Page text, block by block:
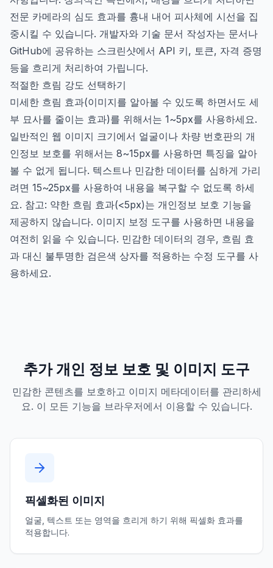
전문 카메라의 심도 효과를 흉내 내어 피사체에 시선을 집
중시킬 수 있습니다. 개발자와 기술 문서 작성자는 문서나
GitHub에 공유하는 스크린샷에서 API 키, 토큰, 자격 증명
등을 흐리게 처리하여 가립니다.
적절한 흐림 강도 선택하기
미세한 흐림 효과(이미지를 알아볼 수 있도록 하면서도 세
부 묘사를 줄이는 효과)를 위해서는 1~5px를 사용하세요.
일반적인 웹 이미지 크기에서 얼굴이나 차량 번호판의 개
인정보 보호를 위해서는 8~15px를 사용하면 특징을 알아
볼 수 없게 됩니다. 텍스트나 민감한 데이터를 심하게 가리
려면 15~25px를 사용하여 내용을 복구할 수 없도록 하세
요. 참고: 약한 흐림 효과(<5px)는 개인정보 보호 기능을
제공하지 않습니다. 이미지 보정 도구를 사용하면 내용을
여전히 읽을 수 있습니다. 민감한 데이터의 경우, 흐림 효
과 대신 불투명한 검은색 상자를 적용하는 수정 도구를 사
용하세요.
추가 개인 정보 보호 및 이미지 도구
민감한 콘텐츠를 보호하고 이미지 메타데이터를 관리하세
요. 이 모든 기능을 브라우저에서 이용할 수 있습니다.
픽셀화된 이미지
얼굴, 텍스트 또는 영역을 흐리게 하기 위해 픽셀화 효과를
적용합니다.